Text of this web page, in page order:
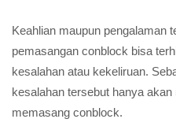
Keahlian maupun pengalaman
pemasangan conblock bisa
kesalahan atau kekeliruan.
kesalahan tersebut hanya
memasang conblock.